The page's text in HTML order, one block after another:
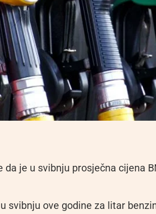
da je u svibnju prosječna cijena
svibnju ove godine za litar